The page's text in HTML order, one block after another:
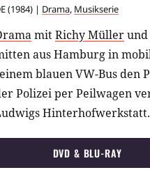
(1984) | Drama, Musikserie
mitRichy Müllerund
aus Hamburg in
blauen VW-Bus den
Polizei per Peilwagen
Spiel. Rick, seines
DVD & BLU-RAY